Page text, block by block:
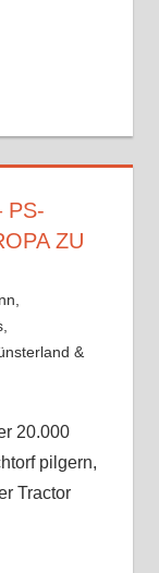
PS-
ZU
&
20.000
pilgern,
Tractor